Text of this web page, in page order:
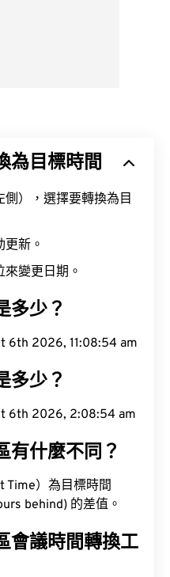
為目標時間
），選擇要轉換為目
新。
變更日期。
多少？
6th 2026, 11:08:55 am
多少？
6th 2026, 2:08:55 am
有什麼不同？
Time）為目標時間
behind) 的差值。
會議時間轉換工